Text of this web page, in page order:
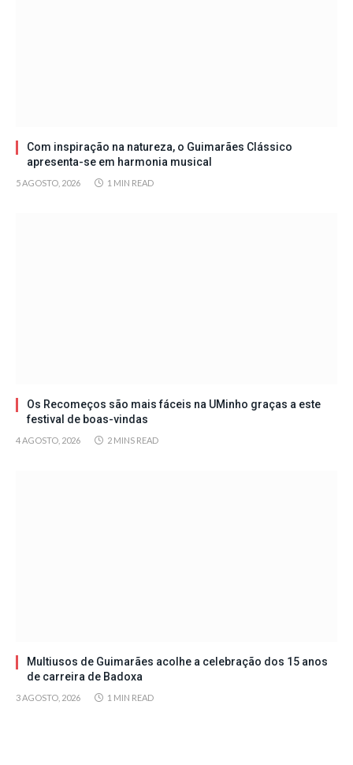
Com inspiração na natureza, o Guimarães Clássico
apresenta-se em harmonia musical
5 AGOSTO, 2026 1 MIN READ
Os Recomeços são mais fáceis na UMinho graças a este
festival de boas-vindas
4 AGOSTO, 2026 2 MINS READ
Multiusos de Guimarães acolhe a celebração dos 15 anos
de carreira de Badoxa
3 AGOSTO, 2026 1 MIN READ